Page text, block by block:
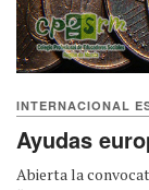
INTERNACIONAL
Ayudas
Abierta la